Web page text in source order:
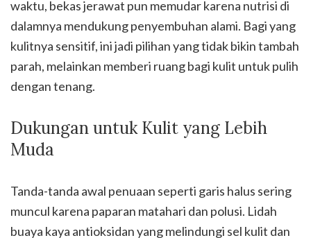
waktu, bekas jerawat pun memudar karena nutrisi di
dalamnya mendukung penyembuhan alami. Bagi yang
kulitnya sensitif, ini jadi pilihan yang tidak bikin tambah
parah, melainkan memberi ruang bagi kulit untuk pulih
dengan tenang.
Dukungan untuk Kulit yang Lebih
Muda
Tanda-tanda awal penuaan seperti garis halus sering
muncul karena paparan matahari dan polusi. Lidah
buaya kaya antioksidan yang melindungi sel kulit dan